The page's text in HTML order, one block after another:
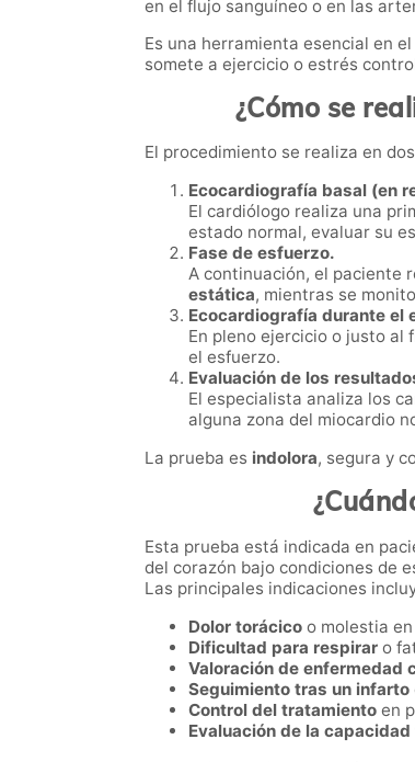
en el flujo sanguíneo o en las
Es una herramienta esencial en
somete a ejercicio o estrés
¿Cómo se
El procedimiento se realiza en
Ecocardiografía basal (en
El cardiólogo realiza una
estado normal, evaluar su
Fase de esfuerzo.
A continuación, el paciente
estática, mientras se
Ecocardiografía durante el
En pleno ejercicio o justo al
el esfuerzo.
Evaluación de los
El especialista analiza los
alguna zona del miocardio
La prueba es indolora, segura y
Esta prueba está indicada en
del corazón bajo condiciones de
Las principales indicaciones
Dolor torácico o molestia
Dificultad para respirar o
Valoración de enfermedad
Seguimiento tras un infarto
Control del tratamiento en
Evaluación de la